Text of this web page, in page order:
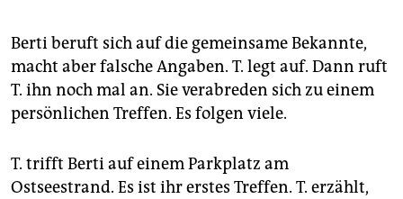
Berti beruft sich auf die gemeinsame Bekannte,
macht aber falsche Angaben. T. legt auf. Dann ruft
T. ihn noch mal an. Sie verabreden sich zu einem
persönlichen Treffen. Es folgen viele.
T. trifft Berti auf einem Parkplatz am
Ostseestrand. Es ist ihr erstes Treffen. T. erzählt,